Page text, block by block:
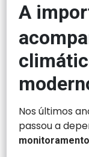
A
Nos últimos
passou a